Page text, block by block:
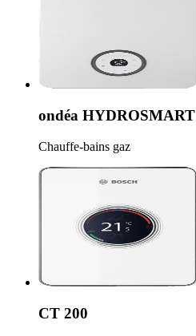
ondéa HYDROSMART
Chauffe-bains gaz
CT 200